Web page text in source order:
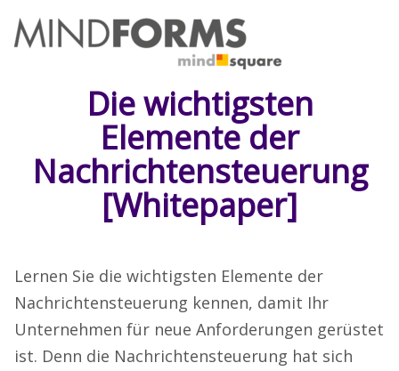
Die wichtigsten
Elemente der
Nachrichtensteuerung
[Whitepaper]
Lernen Sie die wichtigsten Elemente der
Nachrichtensteuerung kennen, damit Ihr
Unternehmen für neue Anforderungen gerüstet
ist. Denn die Nachrichtensteuerung hat sich